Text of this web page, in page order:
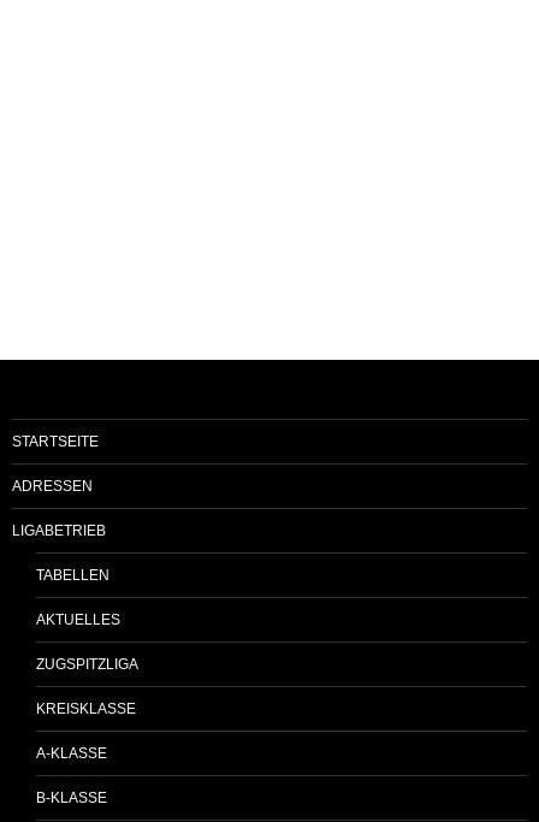
STARTSEITE
ADRESSEN
LIGABETRIEB
TABELLEN
AKTUELLES
ZUGSPITZLIGA
KREISKLASSE
A-KLASSE
B-KLASSE